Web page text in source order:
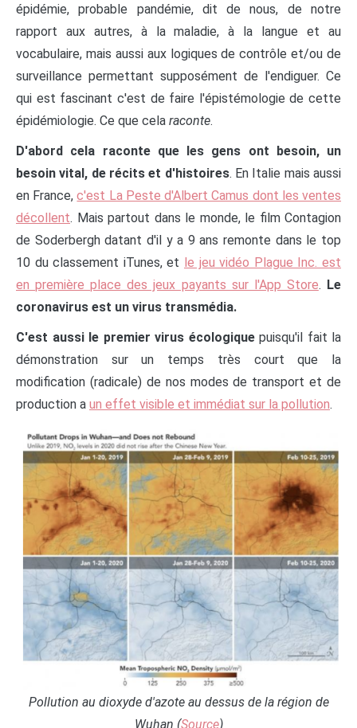
épidémie, probable pandémie, dit de nous, de notre
rapport aux autres, à la maladie, à la langue et au
vocabulaire, mais aussi aux logiques de contrôle et/ou de
surveillance permettant supposément de l'endiguer. Ce
qui est fascinant c'est de faire l'épistémologie de cette
épidémiologie. Ce que cela raconte.
D'abord cela raconte que les gens ont besoin, un
besoin vital, de récits et d'histoires. En Italie mais aussi
en France,c'est La Peste d'Albert Camus dont les ventes
décollent. Mais partout dans le monde, le film Contagion
de Soderbergh datant d'il y a 9 ans remonte dans le top
10 du classement iTunes, et le jeu vidéo Plague Inc. est
en première place des jeux payants sur l'App Store. Le
coronavirus est un virus transmédia.
C'est aussi le premier virus écologiquepuisqu'il fait la
démonstration sur un temps très court que la
modification (radicale) de nos modes de transport et de
production a un effet visible et immédiat sur la pollution.
Pollution au dioxyde d'azote au dessus de la région de
Wuhan (Source)